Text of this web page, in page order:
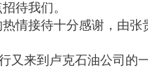
待我们。
情接待十分感谢，由
来到卢克石油公司的